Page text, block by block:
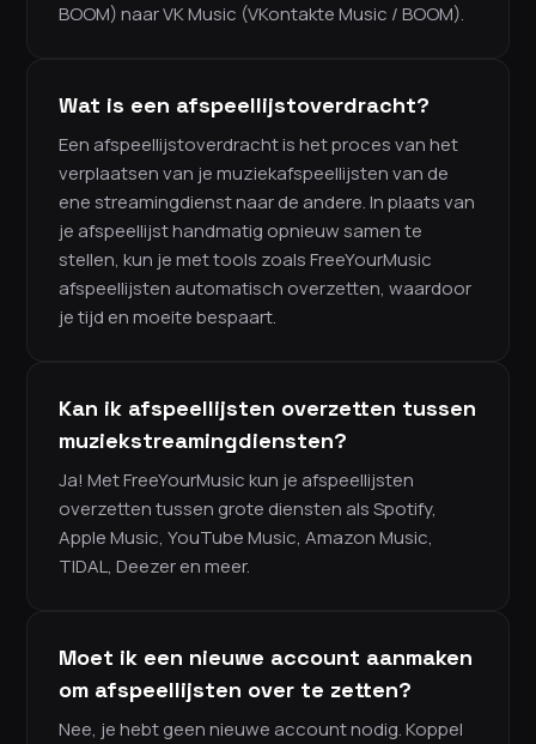
BOOM) naar VK Music (VKontakte Music / BOOM).
Wat is een afspeellijstoverdracht?
Een afspeellijstoverdracht is het proces van het
verplaatsen van je muziekafspeellijsten van de
ene streamingdienst naar de andere. In plaats van
je afspeellijst handmatig opnieuw samen te
stellen, kun je met tools zoals FreeYourMusic
afspeellijsten automatisch overzetten, waardoor
je tijd en moeite bespaart.
Kan ik afspeellijsten overzetten tussen
muziekstreamingdiensten?
Ja! Met FreeYourMusic kun je afspeellijsten
overzetten tussen grote diensten als Spotify,
Apple Music, YouTube Music, Amazon Music,
TIDAL, Deezer en meer.
Moet ik een nieuwe account aanmaken
om afspeellijsten over te zetten?
Nee, je hebt geen nieuwe account nodig. Koppel